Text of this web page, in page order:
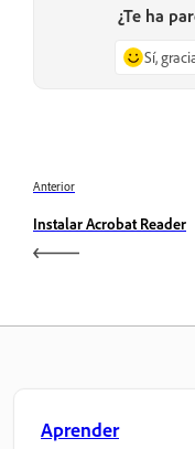
¿Te ha
Sí,
Anterior
Instalar Acrobat Reader
Aprender